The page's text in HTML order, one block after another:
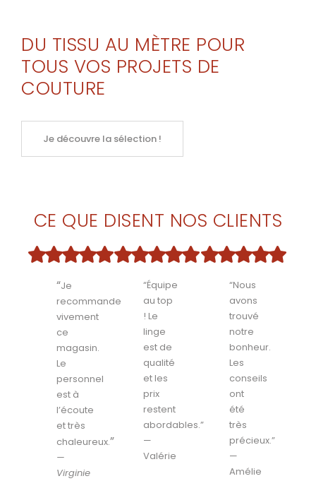
DU TISSU AU MÈTRE POUR
TOUS VOS PROJETS DE
COUTURE
Je découvre la sélection !
CE QUE DISENT NOS CLIENTS
“Je
recommande
vivement
ce
magasin.
Le
personnel
est à
l’écoute
et très
chaleureux.”
—
Virginie
“Équipe
au top
! Le
linge
est de
qualité
et les
prix
restent
abordables.”
—
Valérie
“Nous
avons
trouvé
notre
bonheur.
Les
conseils
ont
été
très
précieux.”
—
Amélie